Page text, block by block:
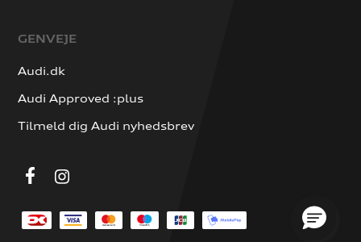
GENVEJE
Audi.dk
Audi Approved :plus
Tilmeld dig Audi nyhedsbrev